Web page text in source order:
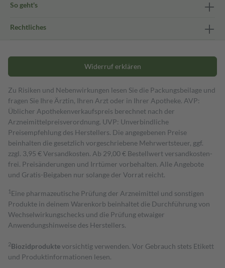
So geht's
Rechtliches
Widerruf erklären
Zu Risiken und Nebenwirkungen lesen Sie die Packungsbeilage und
fragen Sie Ihre Ärztin, Ihren Arzt oder in Ihrer Apotheke. AVP:
Üblicher Apothekenverkaufspreis berechnet nach der
Arzneimittelpreisverordnung. UVP: Unverbindliche
Preisempfehlung des Herstellers. Die angegebenen Preise
beinhalten die gesetzlich vorgeschriebene Mehrwertsteuer, ggf.
zzgl. 3,95 € Versandkosten. Ab 29,00 € Bestell­wert versand­kosten­
frei. Preisänderungen und Irrtümer vorbehalten. Alle Angebote
und Gratis-Beigaben nur solange der Vorrat reicht.
1 Eine pharmazeutische Prüfung der Arzneimittel und sonstigen
Produkte in deinem Warenkorb beinhaltet die Durchführung von
Wechselwirkungschecks und die Prüfung etwaiger
Anwendungshinweise des Herstellers.
2Biozidproduktevorsichtig verwenden. Vor Gebrauch stets Etikett
und Produktinformationen lesen.